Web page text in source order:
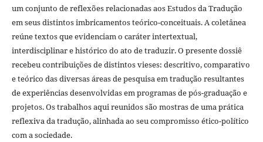
um conjunto de reflexões relacionadas aos Estudos da Tradução
em seus distintos imbricamentos teórico-conceituais. A coletânea
reúne textos que evidenciam o caráter intertextual,
interdisciplinar e histórico do ato de traduzir. O presente dossiê
recebeu contribuições de distintos vieses: descritivo, comparativo
e teórico das diversas áreas de pesquisa em tradução resultantes
de experiências desenvolvidas em programas de pós-graduação e
projetos. Os trabalhos aqui reunidos são mostras de uma prática
reflexiva da tradução, alinhada ao seu compromisso ético-político
com a sociedade.